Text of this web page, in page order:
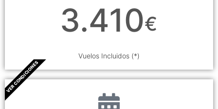
3.410€
Vuelos Incluidos (*)
VER CONDICIONES